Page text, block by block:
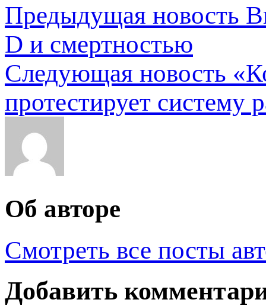
Предыдущая новость
D и смертностью
Следующая новость
протестирует систему
Об авторе
Смотреть все посты
Добавить